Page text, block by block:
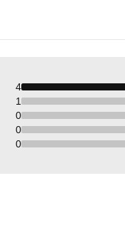
4
1
0
0
0